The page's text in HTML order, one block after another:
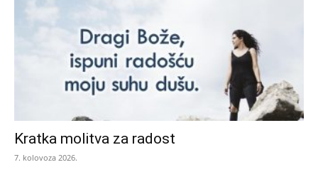
Kratka molitva za radost
7. kolovoza 2026.